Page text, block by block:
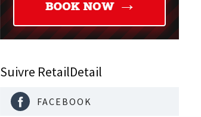
Suivre RetailDetail
FACEBOOK